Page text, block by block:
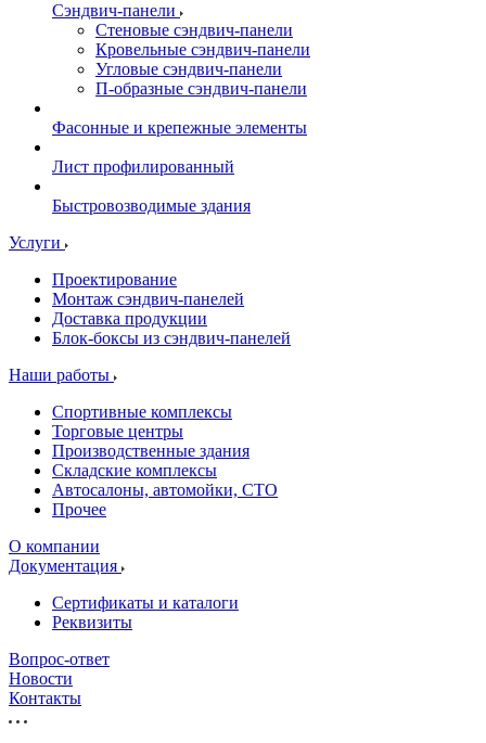
Сэндвич-панели
Стеновые сэндвич-панели
Кровельные сэндвич-панели
Угловые сэндвич-панели
П-образные сэндвич-панели
Фасонные и крепежные элементы
Лист профилированный
Быстровозводимые здания
Услуги
Проектирование
Монтаж сэндвич-панелей
Доставка продукции
Блок-боксы из сэндвич-панелей
Наши работы
Спортивные комплексы
Торговые центры
Производственные здания
Складские комплексы
Автосалоны, автомойки, СТО
Прочее
О компании
Документация
Сертификаты и каталоги
Реквизиты
Вопрос-ответ
Новости
Контакты